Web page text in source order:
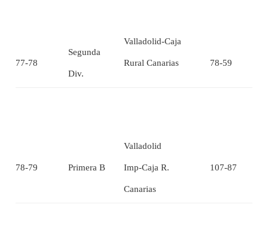
77-78
Segunda
Div.
Valladolid-Caja
Rural Canarias 78-59
78-79 Primera B
Valladolid
Imp-Caja R.
Canarias
107-87